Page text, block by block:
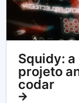
Squidy:
projeto
codar